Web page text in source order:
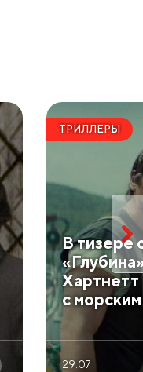
ТРИЛЛЕРЫ
В тизере
Хартнетт
с
29.07